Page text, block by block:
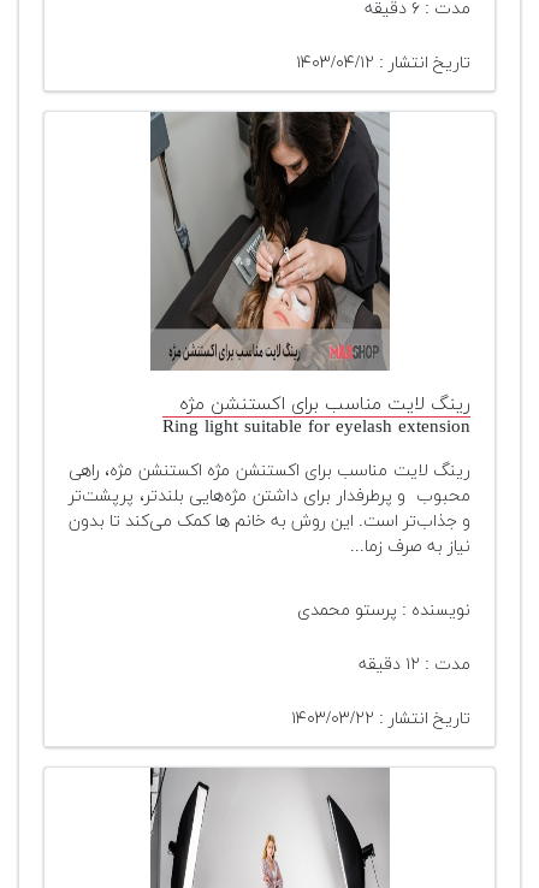
مدت : ۶ دقیقه
تاریخ انتشار : ۱۴۰۳/۰۴/۱۲
رینگ لایت مناسب برای اکستنشن مژه
Ring light suitable for eyelash extension
رینگ لایت مناسب برای اکستنشن مژه اکستنشن مژه، راهی
محبوب و پرطرفدار برای داشتن مژه‌هایی بلندتر، پرپشت‌تر
و جذاب‌تر است. این روش به خانم ها کمک می‌کند تا بدون
نیاز به صرف زما...
نویسنده : پرستو محمدی
مدت : ۱۲ دقیقه
تاریخ انتشار : ۱۴۰۳/۰۳/۲۲